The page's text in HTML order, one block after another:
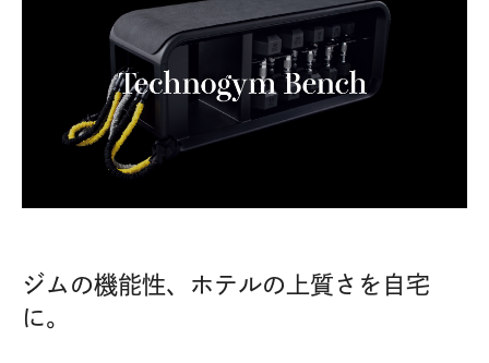
ジムの機能性、ホテルの上質さを自宅
に。